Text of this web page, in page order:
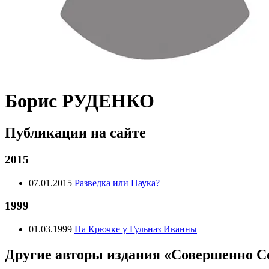
Борис РУДЕНКО
Публикации на сайте
2015
07.01.2015 Разведка или Наука?
1999
01.03.1999 На Крючке у Гульназ Иванны
Другие авторы издания «Совершенно